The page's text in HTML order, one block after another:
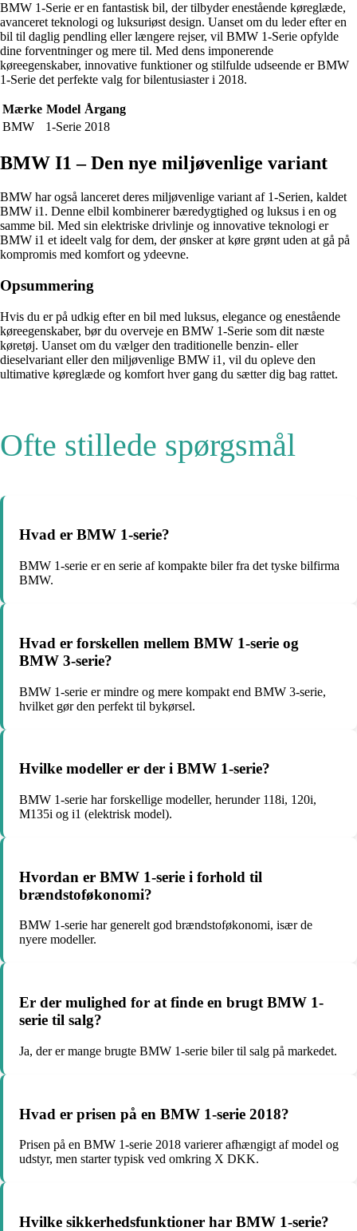
BMW 1-Serie er en fantastisk bil, der tilbyder enestående køreglæde,
avanceret teknologi og luksuriøst design. Uanset om du leder efter en
bil til daglig pendling eller længere rejser, vil BMW 1-Serie opfylde
dine forventninger og mere til. Med dens imponerende
køreegenskaber, innovative funktioner og stilfulde udseende er BMW
1-Serie det perfekte valg for bilentusiaster i 2018.
Mærke Model Årgang
BMW
1-Serie 2018
BMW I1 – Den nye miljøvenlige variant
BMW har også lanceret deres miljøvenlige variant af 1-Serien, kaldet
BMW i1. Denne elbil kombinerer bæredygtighed og luksus i en og
samme bil. Med sin elektriske drivlinje og innovative teknologi er
BMW i1 et ideelt valg for dem, der ønsker at køre grønt uden at gå på
kompromis med komfort og ydeevne.
Opsummering
Hvis du er på udkig efter en bil med luksus, elegance og enestående
køreegenskaber, bør du overveje en BMW 1-Serie som dit næste
køretøj. Uanset om du vælger den traditionelle benzin- eller
dieselvariant eller den miljøvenlige BMW i1, vil du opleve den
ultimative køreglæde og komfort hver gang du sætter dig bag rattet.
Ofte stillede spørgsmål
Hvad er BMW 1-serie?
BMW 1-serie er en serie af kompakte biler fra det tyske bilfirma
BMW.
Hvad er forskellen mellem BMW 1-serie og
BMW 3-serie?
BMW 1-serie er mindre og mere kompakt end BMW 3-serie,
hvilket gør den perfekt til bykørsel.
Hvilke modeller er der i BMW 1-serie?
BMW 1-serie har forskellige modeller, herunder 118i, 120i,
M135i og i1 (elektrisk model).
Hvordan er BMW 1-serie i forhold til
brændstoføkonomi?
BMW 1-serie har generelt god brændstoføkonomi, især de
nyere modeller.
Er der mulighed for at finde en brugt BMW 1-
serie til salg?
Ja, der er mange brugte BMW 1-serie biler til salg på markedet.
Hvad er prisen på en BMW 1-serie 2018?
Prisen på en BMW 1-serie 2018 varierer afhængigt af model og
udstyr, men starter typisk ved omkring X DKK.
Hvilke sikkerhedsfunktioner har BMW 1-serie?